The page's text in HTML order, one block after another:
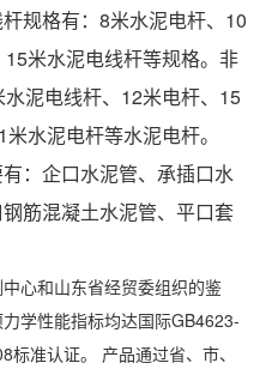
规格有：8米水泥电杆、10
米水泥电线杆等规格。非
泥电线杆、12米电杆、15
水泥电杆等水泥电杆。
：企口水泥管、承插口水
筋混凝土水泥管、平口套
心和山东省经贸委组织的鉴
学性能指标均达国际GB4623-
准认证。 产品通过省、市、